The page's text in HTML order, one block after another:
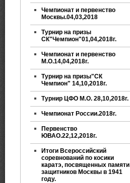
Чемпионат и первенство
Москвы.04,03,2018
Турнир на призы
СК"Чемпион"01,04,2018г.
Чемпионат и первенство
М.О.14,04,2018г.
Турнир на призы"СК
Чемпион" 14,10,2018г.
Турнир ЦФО М.О. 28,10,2018г.
Чемпионат России.2018г.
Первенство
ЮВАО.22,12,2018г.
Итоги Всероссийский
соревнований по косики
каратэ, посвященных памяти
защитников Москвы в 1941
году.